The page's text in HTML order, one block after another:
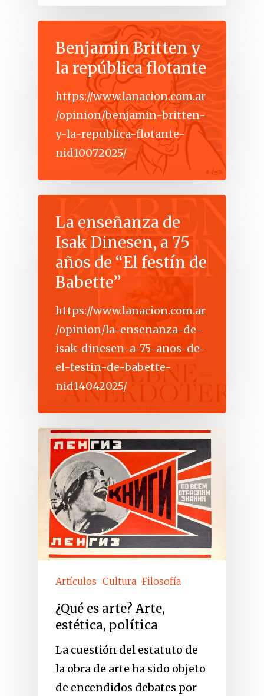
Benjamin Britten y
la república flotante
https://www.lanacion.com.ar
/opinion/benjamin-britten-
y-la-republica-flotante-
nid10072025/
La enseñanza de
Isak Dinesen, a 75
años de “El festín de
Babette”
https://www.lanacion.com.ar
/opinion/la-ensenanza-de-
isak-dinesen-a-75-anos-de-
el-festin-de-babette-
nid14042025/
Artículos Cultura Filosofía
¿Qué es arte? Arte,
estética, política
La cuestión del estatuto de
la obra de arte ha sido objeto
de encendidos debates por